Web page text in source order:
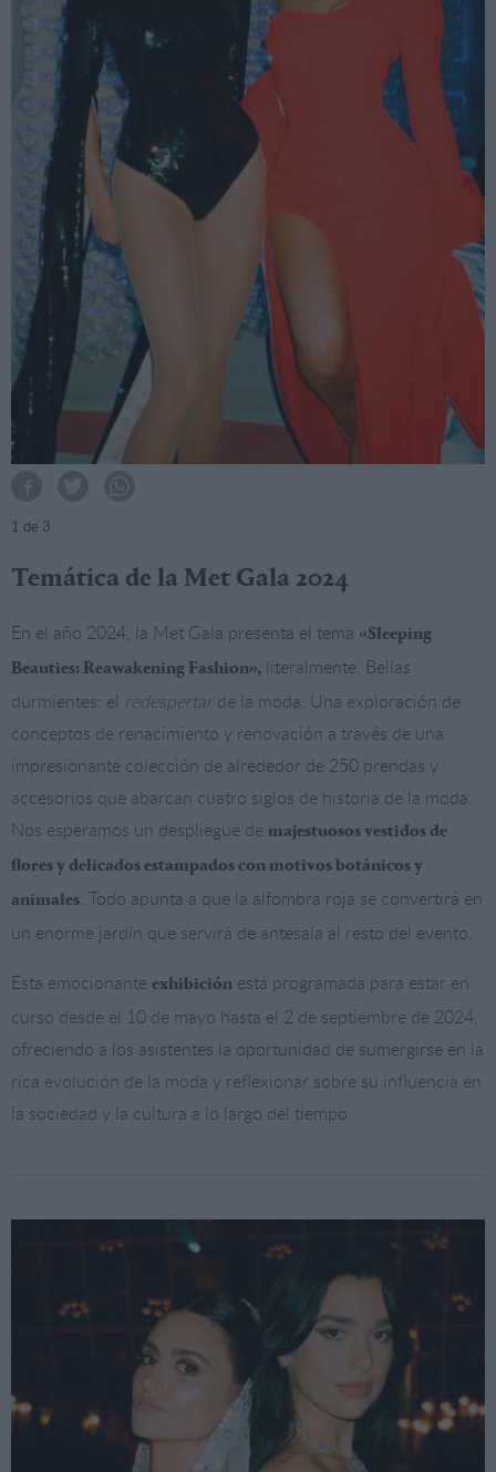
1 de 3
Temática de la Met Gala 2024
En el año 2024, la Met Gala presenta el tema «Sleeping
Beauties: Reawakening Fashion», literalmente, Bellas
durmientes: el redespertarde la moda. Una exploración de
conceptos de renacimiento y renovación a través de una
impresionante colección de alrededor de 250 prendas y
accesorios que abarcan cuatro siglos de historia de la moda.
Nos esperamos un despliegue de majestuosos vestidos de
flores y delicados estampados con motivos botánicos y
animales. Todo apunta a que la alfombra roja se convertirá en
un enorme jardín que servirá de antesala al resto del evento.
Esta emocionante exhibición está programada para estar en
curso desde el 10 de mayo hasta el 2 de septiembre de 2024,
ofreciendo a los asistentes la oportunidad de sumergirse en la
rica evolución de la moda y reflexionar sobre su influencia en
la sociedad y la cultura a lo largo del tiempo.